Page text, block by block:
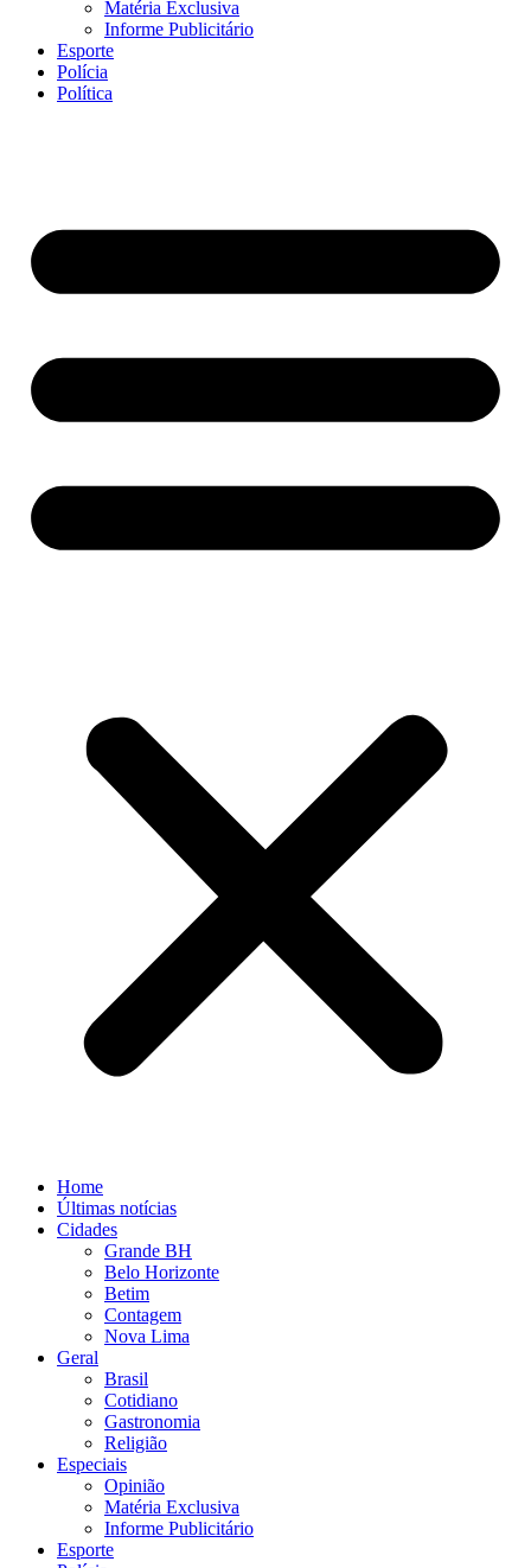
Matéria Exclusiva
Informe Publicitário
Esporte
Polícia
Política
Home
Últimas notícias
Cidades
Grande BH
Belo Horizonte
Betim
Contagem
Nova Lima
Geral
Brasil
Cotidiano
Gastronomia
Religião
Especiais
Opinião
Matéria Exclusiva
Informe Publicitário
Esporte